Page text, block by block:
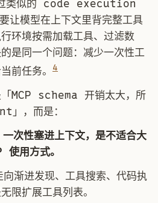
类似的 code execution
模型在上下文里背完整工具
环境按需加载工具、过滤数
是同一个问题：减少一次性工
前任务。 4
MCP schema 开销太大，所
，而是：
次性塞进上下文，是不适合大
用方式。
渐进发现、工具搜索、代码执
限扩展工具列表。